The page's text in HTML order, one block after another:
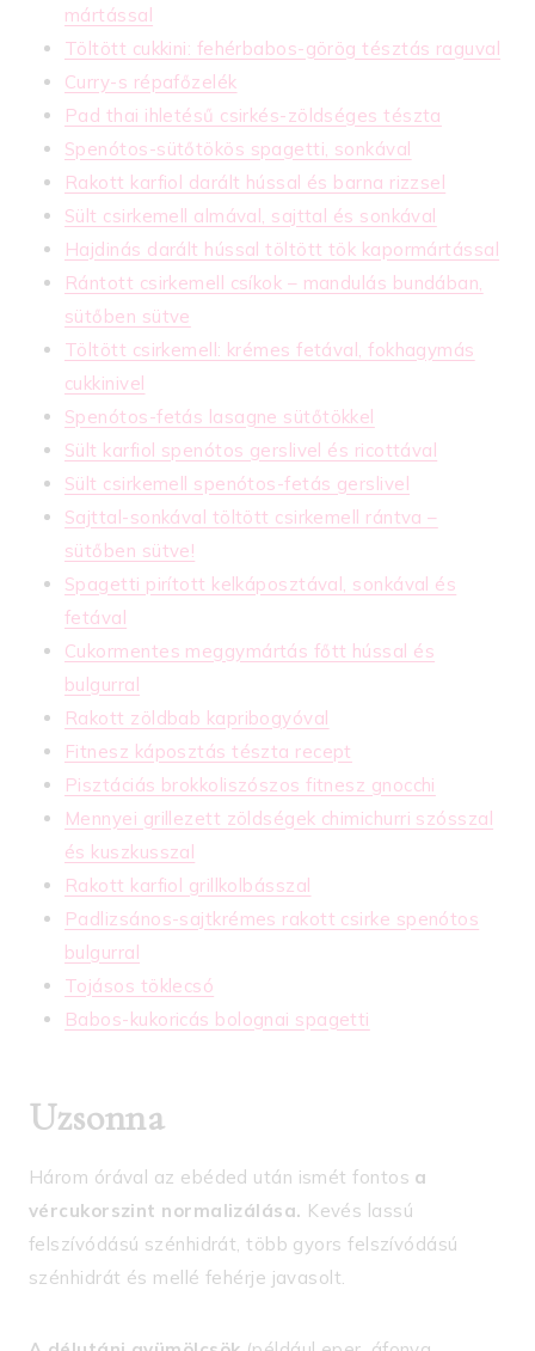
mártással
Töltött cukkini: fehérbabos-görög tésztás raguval
Curry-s répafőzelék
Pad thai ihletésű csirkés-zöldséges tészta
Spenótos-sütőtökös spagetti, sonkával
Rakott karfiol darált hússal és barna rizzsel
Sült csirkemell almával, sajttal és sonkával
Hajdinás darált hússal töltött tök kapormártással
Rántott csirkemell csíkok – mandulás bundában,
sütőben sütve
Töltött csirkemell: krémes fetával, fokhagymás
cukkinivel
Spenótos-fetás lasagne sütőtökkel
Sült karfiol spenótos gerslivel és ricottával
Sült csirkemell spenótos-fetás gerslivel
Sajttal-sonkával töltött csirkemell rántva –
sütőben sütve!
Spagetti pirított kelkáposztával, sonkával és
fetával
Cukormentes meggymártás főtt hússal és
bulgurral
Rakott zöldbab kapribogyóval
Fitnesz káposztás tészta recept
Pisztáciás brokkoliszószos fitnesz gnocchi
Mennyei grillezett zöldségek chimichurri szósszal
és kuszkusszal
Rakott karfiol grillkolbásszal
Padlizsános-sajtkrémes rakott csirke spenótos
bulgurral
Tojásos töklecsó
Babos-kukoricás bolognai spagetti
Uzsonna
Három órával az ebéded után ismét fontos a
vércukorszint normalizálása. Kevés lassú
felszívódású szénhidrát, több gyors felszívódású
szénhidrát és mellé fehérje javasolt.